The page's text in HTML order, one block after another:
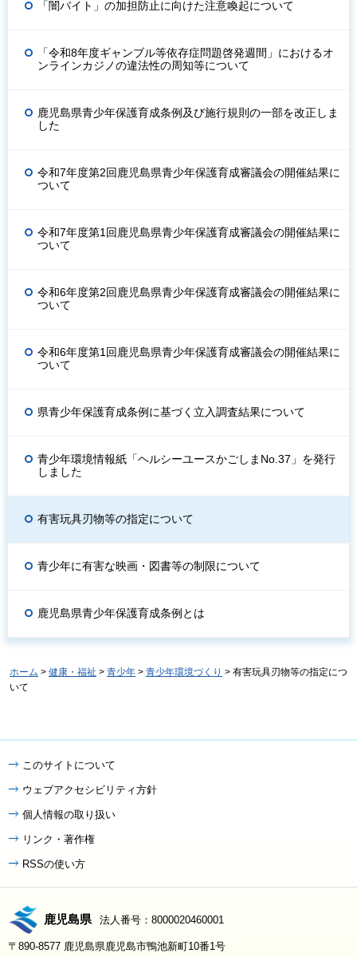
「闇バイト」の加担防止に向けた注意喚起について
「令和8年度ギャンブル等依存症問題啓発週間」におけるオ
ンラインカジノの違法性の周知等について
鹿児島県青少年保護育成条例及び施行規則の一部を改正しま
した
令和7年度第2回鹿児島県青少年保護育成審議会の開催結果に
ついて
令和7年度第1回鹿児島県青少年保護育成審議会の開催結果に
ついて
令和6年度第2回鹿児島県青少年保護育成審議会の開催結果に
ついて
令和6年度第1回鹿児島県青少年保護育成審議会の開催結果に
ついて
県青少年保護育成条例に基づく立入調査結果について
青少年環境情報紙「ヘルシーユースかごしまNo.37」を発行
しました
有害玩具刃物等の指定について
青少年に有害な映画・図書等の制限について
鹿児島県青少年保護育成条例とは
ホーム > 健康・福祉 > 青少年 > 青少年環境づくり > 有害玩具刃物等の指定につ
いて
このサイトについて
ウェブアクセシビリティ方針
個人情報の取り扱い
リンク・著作権
RSSの使い方
鹿児島県 法人番号：8000020460001
〒890-8577 鹿児島県鹿児島市鴨池新町10番1号